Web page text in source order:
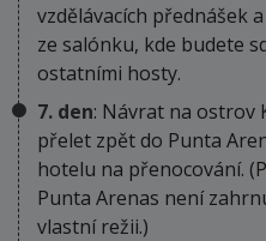
vzdělávacích přednášek
ze salónku, kde budete
ostatními hosty.
7. den: Návrat na ostrov
přelet zpět do Punta
hotelu na přenocování.
Punta Arenas není
vlastní režii.)